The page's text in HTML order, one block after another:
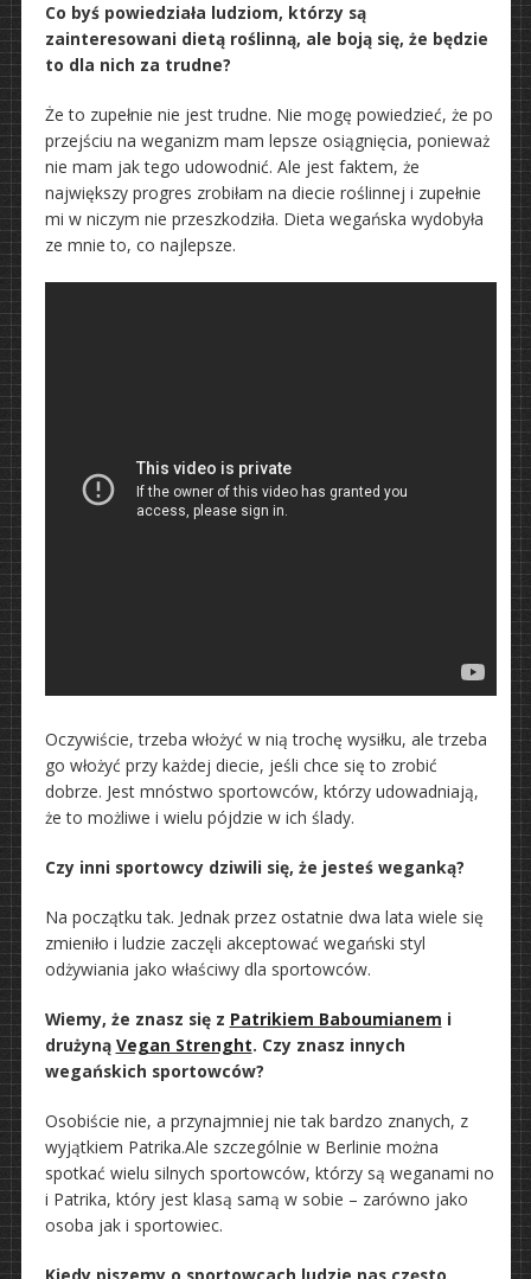
Co byś powiedziała ludziom, którzy są
zainteresowani dietą roślinną, ale boją się, że będzie
to dla nich za trudne?
Że to zupełnie nie jest trudne. Nie mogę powiedzieć, że po
przejściu na weganizm mam lepsze osiągnięcia, ponieważ
nie mam jak tego udowodnić. Ale jest faktem, że
największy progres zrobiłam na diecie roślinnej i zupełnie
mi w niczym nie przeszkodziła. Dieta wegańska wydobyła
ze mnie to, co najlepsze.
Oczywiście, trzeba włożyć w nią trochę wysiłku, ale trzeba
go włożyć przy każdej diecie, jeśli chce się to zrobić
dobrze. Jest mnóstwo sportowców, którzy udowadniają,
że to możliwe i wielu pójdzie w ich ślady.
Czy inni sportowcy dziwili się, że jesteś weganką?
Na początku tak. Jednak przez ostatnie dwa lata wiele się
zmieniło i ludzie zaczęli akceptować wegański styl
odżywiania jako właściwy dla sportowców.
Wiemy, że znasz się z Patrikiem Baboumianem i
drużyną Vegan Strenght. Czy znasz innych
wegańskich sportowców?
Osobiście nie, a przynajmniej nie tak bardzo znanych, z
wyjątkiem Patrika.Ale szczególnie w Berlinie można
spotkać wielu silnych sportowców, którzy są weganami no
i Patrika, który jest klasą samą w sobie – zarówno jako
osoba jak i sportowiec.